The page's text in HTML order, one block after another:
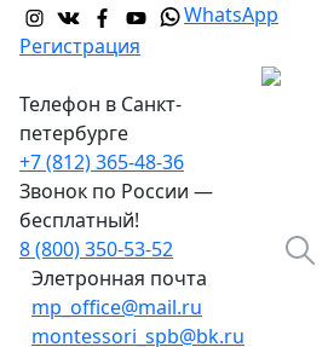
WhatsApp
Регистрация
Телефон в Санкт-
петербурге
+7 (812) 365-48-36
Звонок по России —
бесплатный!
8 (800) 350-53-52
Элетронная почта
mp_office@mail.ru
montessori_spb@bk.ru